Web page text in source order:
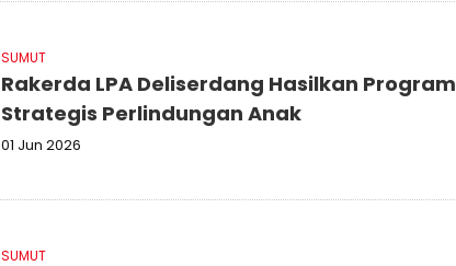
SUMUT
Rakerda LPA Deliserdang Hasilkan Program
Strategis Perlindungan Anak
01 Jun 2026
SUMUT